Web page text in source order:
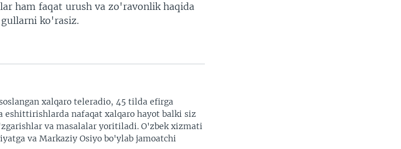
ham faqat urush va zo'ravonlik haqida
ko'rasiz.
xalqaro teleradio, 45 tilda efirga
eshittirishlarda nafaqat xalqaro hayot balki siz
va masalalar yoritiladi. O'zbek xizmati
va Markaziy Osiyo bo'ylab jamoatchi